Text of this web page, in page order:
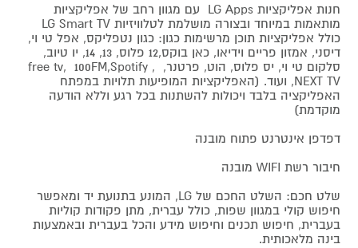
חנות אפליקציות LG Apps עם מגוון רחב של אפליקציות
מותאמות במיוחד ובצורה מושלמת לטלוויזיות LG Smart TV
כולל אפליקציות תוכן מרשימות כגון: כגון נטפליקס, אפל טי וי,
דיסני, אמזון פריים וידיאו, כאן בוקס,12 פלוס, 13, 14, יו טיוב,
סלקום טי וי, יס פלוס, הוט, פרטנר, free tv, 100FM,Spotify ,
NEXT TV, ועוד. (האפליקציות המופיעות תלויות במפתח
האפליקציה בלבד ויכולות להשתנות בכל רגע וללא הודעה
מוקדמת)
דפדפן אינטרנט פתוח מובנה
חיבור רשת WIFI מובנה
שלט חכם: השלט החכם של LG, המונע בתנועת יד ומאפשר
חיפוש קולי במגוון שפות, כולל עברית, מתן פקודות קוליות
בעברית, חיפוש תכנים וחיפוש מידע והכל בעברית ובאמצעות
בינה מלאכותית.